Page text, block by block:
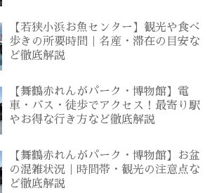
【若狭小浜お魚センター】観光や食べ
歩きの所要時間｜名産・滞在の目安な
ど徹底解説
【舞鶴赤れんがパーク・博物館】電
車・バス・徒歩でアクセス！最寄り駅
やお得な行き方など徹底解説
【舞鶴赤れんがパーク・博物館】お盆
の混雑状況｜時間帯・観光の注意点な
ど徹底解説